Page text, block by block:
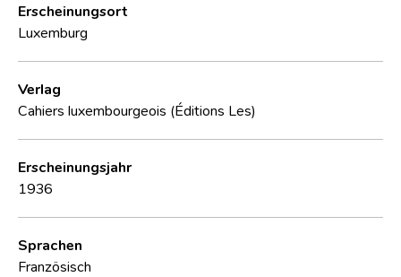
Erscheinungsort
Luxemburg
Verlag
Cahiers luxembourgeois (Éditions Les)
Erscheinungsjahr
1936
Sprachen
Französisch